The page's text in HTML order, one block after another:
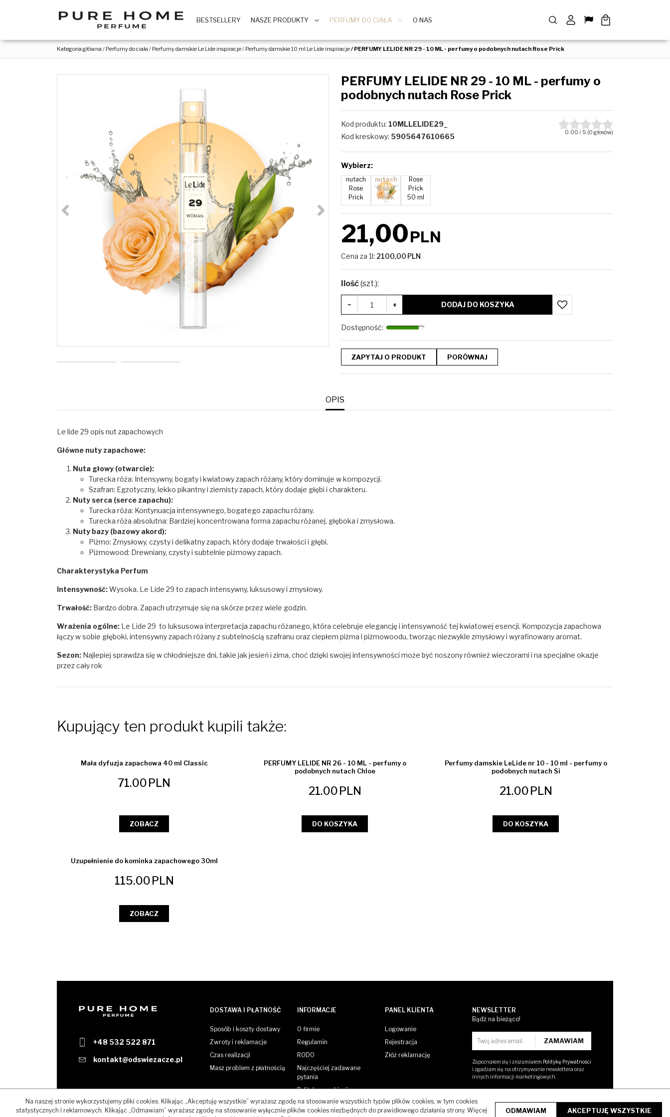
BESTSELLERY NASZE PRODUKTY PERFUMY DO CIAŁA O NAS
SzukajPanel Lang
Kategoria główna / Perfumy do ciała / Perfumy damskie Le Lide inspiracje/ Perfumy damskie 10 ml Le Lide inspiracje/ PERFUMY LELIDE NR 29 - 10 ML - perfumy o podobnych nutach Rose Prick
<
PERFUMY LELIDE NR 29 - 10 ML - perfumy o
podobnych nutach Rose Prick
Kod produktu: 10MLLELIDE29_
Kod kreskowy: 5905647610665 0.00 / 5 (0 głosów)
Wybierz:
PERFU
NR 29 -
50ML -
y o
podobn
ych
nutach
Rose
Prick
PERFU
NR 29 -
10 ML -
my o
nutach
Rose
Prick
Rose
Prick
50 ml
21,00PLN
Cena za 1l: 2100,00 PLN
Ilość(szt.):
− + DODAJ DO KOSZYKA
Dostępność:
ZAPYTAJ O PRODUKT PORÓWNAJ
OPIS
Le lide 29 opis nut zapachowych
Główne nuty zapachowe:
Nuta głowy (otwarcie):
Turecka róża: Intensywny, bogaty i kwiatowy zapach różany, który dominuje w kompozycji.
Szafran: Egzotyczny, lekko pikantny i ziemisty zapach, który dodaje głębi i charakteru.
Nuty serca (serce zapachu):
Turecka róża: Kontynuacja intensywnego, bogatego zapachu różany.
Turecka róża absolutna: Bardziej koncentrowana forma zapachu różanej, głęboka i zmysłowa.
Nuty bazy (bazowy akord):
Piżmo: Zmysłowy, czysty i delikatny zapach, który dodaje trwałości i głębi.
Piżmowood: Drewniany, czysty i subtelnie piżmowy zapach.
Charakterystyka Perfum
Intensywność:Wysoka. Le Lide 29 to zapach intensywny, luksusowy i zmysłowy.
Trwałość: Bardzo dobra. Zapach utrzymuje się na skórze przez wiele godzin.
Wrażenia ogólne: Le Lide 29 to luksusowa interpretacja zapachu różanego, która celebruje elegancję i intensywność tej kwiatowej esencji. Kompozycja zapachowa
łączy w sobie głęboki, intensywny zapach różany z subtelnością szafranu oraz ciepłem piżma i piżmowoodu, tworząc niezwykle zmysłowy i wyrafinowany aromat.
Sezon: Najlepiej sprawdza się w chłodniejsze dni, takie jak jesień i zima, choć dzięki swojej intensywności może być noszony również wieczorami i na specjalne okazje
przez cały rok
Kupujący ten produkt kupili także:
Mała dyfuzja zapachowa 40 ml Classic
71.00PLN
ZOBACZ
PERFUMY LELIDE NR 26 - 10 ML - perfumy o
podobnych nutach Chloe
21.00PLN
DO KOSZYKA
Perfumy damskie LeLide nr 10 - 10 ml - perfumy o
podobnych nutach Si
21.00PLN
DO KOSZYKA
Uzupełnienie do kominka zapachowego 30ml
115.00PLN
ZOBACZ
+48 532 522 871
kontakt@odswiezacze.pl
DOSTAWA I PŁATNOŚĆ
Sposób i koszty dostawy
Zwroty i reklamacje
Czas realizacji
Masz problem z płatnością
INFORMACJE
O firmie
Regulamin
RODO
Najczęściej zadawane
pytania
Polityka „cookies”
Kontakt
PANEL KLIENTA
Logowanie
Rejestracja
Złóż reklamację
NEWSLETTER
Bądź na bieżąco!
Zapoznałem się i zrozumiałem Politykę Prywatności
i zgadzam się na otrzymywanie newslettera oraz
innych informacji marketingowych.
Na naszej stronie wykorzystujemy pliki cookies. Klikając „Akceptuję wszystkie” wyrażasz zgodę na stosowanie wszystkich typów plików cookies, w tym cookies
statystycznych i reklamowych. Klikając „Odmawiam” wyrażasz zgodę na stosowanie wyłącznie plików cookies niezbędnych do prawidłowego działania strony. Więcej
ODMAWIAM AKCEPTUJĘ WSZYSTKIE